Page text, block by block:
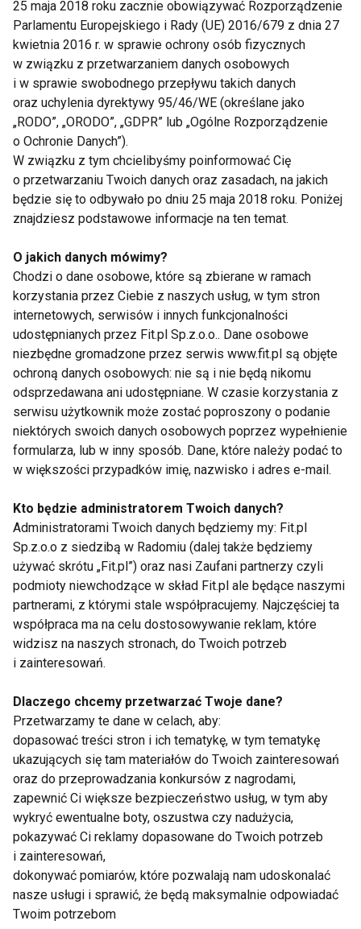
Zimne jest piękne
Odmładzające rewolucje
Botoks – pogromca
zmarszczek
świata FIT!
Zapisz się do naszego newslettera
Wyrażam zgodę na otrzymywanie informacji
handlowej drogą elektroniczną na podany adres e-mail
Prywatności.
ZAPISZ SIĘ
REDAKCJA
25 maja 2018 roku zacznie obowiązywać Rozporządzenie
Parlamentu Europejskiego i Rady (UE) 2016/679 z dnia 27
kwietnia 2016 r. w sprawie ochrony osób fizycznych
w związku z przetwarzaniem danych osobowych
i w sprawie swobodnego przepływu takich danych
oraz uchylenia dyrektywy 95/46/WE (określane jako
„RODO”, „ORODO”, „GDPR” lub „Ogólne Rozporządzenie
o Ochronie Danych”).
W związku z tym chcielibyśmy poinformować Cię
o przetwarzaniu Twoich danych oraz zasadach, na jakich
będzie się to odbywało po dniu 25 maja 2018 roku. Poniżej
znajdziesz podstawowe informacje na ten temat.
O jakich danych mówimy?
Chodzi o dane osobowe, które są zbierane w ramach
korzystania przez Ciebie z naszych usług, w tym stron
internetowych, serwisów i innych funkcjonalności
udostępnianych przez Fit.pl Sp.z.o.o.. Dane osobowe
niezbędne gromadzone przez serwis www.fit.pl są objęte
ochroną danych osobowych: nie są i nie będą nikomu
odsprzedawana ani udostępniane. W czasie korzystania z
serwisu użytkownik może zostać poproszony o podanie
niektórych swoich danych osobowych poprzez wypełnienie
formularza, lub w inny sposób. Dane, które należy podać to
w większości przypadków imię, nazwisko i adres e-mail.
Kto będzie administratorem Twoich danych?
Administratorami Twoich danych będziemy my: Fit.pl
Sp.z.o.o z siedzibą w Radomiu (dalej także będziemy
używać skrótu „Fit.pl”) oraz nasi Zaufani partnerzy czyli
podmioty niewchodzące w skład Fit.pl ale będące naszymi
partnerami, z którymi stale współpracujemy. Najczęściej ta
współpraca ma na celu dostosowywanie reklam, które
widzisz na naszych stronach, do Twoich potrzeb
i zainteresowań.
Dlaczego chcemy przetwarzać Twoje dane?
Przetwarzamy te dane w celach, aby:
dopasować treści stron i ich tematykę, w tym tematykę
ukazujących się tam materiałów do Twoich zainteresowań
oraz do przeprowadzania konkursów z nagrodami,
zapewnić Ci większe bezpieczeństwo usług, w tym aby
wykryć ewentualne boty, oszustwa czy nadużycia,
pokazywać Ci reklamy dopasowane do Twoich potrzeb
i zainteresowań,
dokonywać pomiarów, które pozwalają nam udoskonalać
nasze usługi i sprawić, że będą maksymalnie odpowiadać
Twoim potrzebom